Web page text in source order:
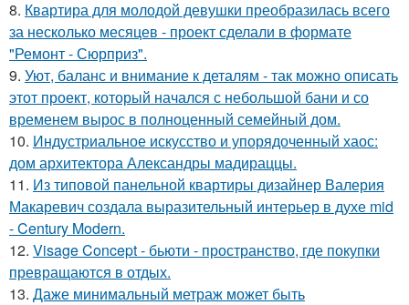
8. Квартира для молодой девушки преобразилась всего
за несколько месяцев - проект сделали в формате
"Ремонт - Сюрприз".
9. Уют, баланс и внимание к деталям - так можно описать
этот проект, который начался с небольшой бани и со
временем вырос в полноценный семейный дом.
10. Индустриальное искусство и упорядоченный хаос:
дом архитектора Александры мадираццы.
11. Из типовой панельной квартиры дизайнер Валерия
Макаревич создала выразительный интерьер в духе mid
- Century Modern.
12. Visage Concept - бьюти - пространство, где покупки
превращаются в отдых.
13. Даже минимальный метраж может быть